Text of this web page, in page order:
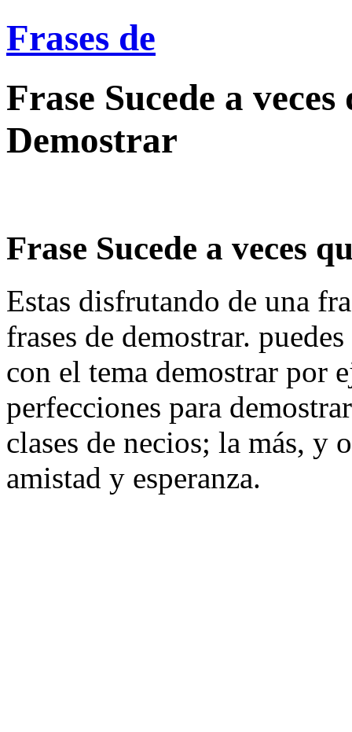
Frases de
Frase Sucede a
Demostrar
Frase Sucede a veces
Estas disfrutando de una
frases de demostrar.
con el tema demostrar por
perfecciones para
clases de necios; la más, y
amistad y esperanza.